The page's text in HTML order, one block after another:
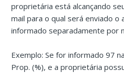
proprietária está alcançando
mail para o qual será enviado
informado separadamente por
Exemplo: Se for informado 97
Prop. (%), e a proprietária